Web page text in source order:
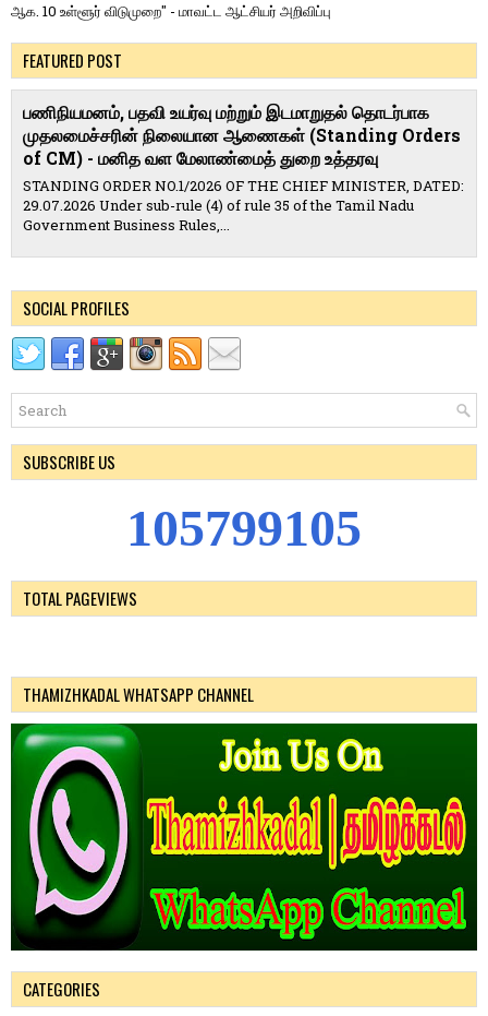
ஆக. 10 உள்ளூர் விடுமுறை" - மாவட்ட ஆட்சியர் அறிவிப்பு
FEATURED POST
பணிநியமனம், பதவி உயர்வு மற்றும் இடமாறுதல் தொடர்பாக
முதலமைச்சரின் நிலையான ஆணைகள் (Standing Orders
of CM) - மனித வள மேலாண்மைத் துறை உத்தரவு
STANDING ORDER NO.1/2026 OF THE CHIEF MINISTER, DATED:
29.07.2026 Under sub-rule (4) of rule 35 of the Tamil Nadu
Government Business Rules,...
SOCIAL PROFILES
SUBSCRIBE US
105799105
TOTAL PAGEVIEWS
THAMIZHKADAL WHATSAPP CHANNEL
CATEGORIES